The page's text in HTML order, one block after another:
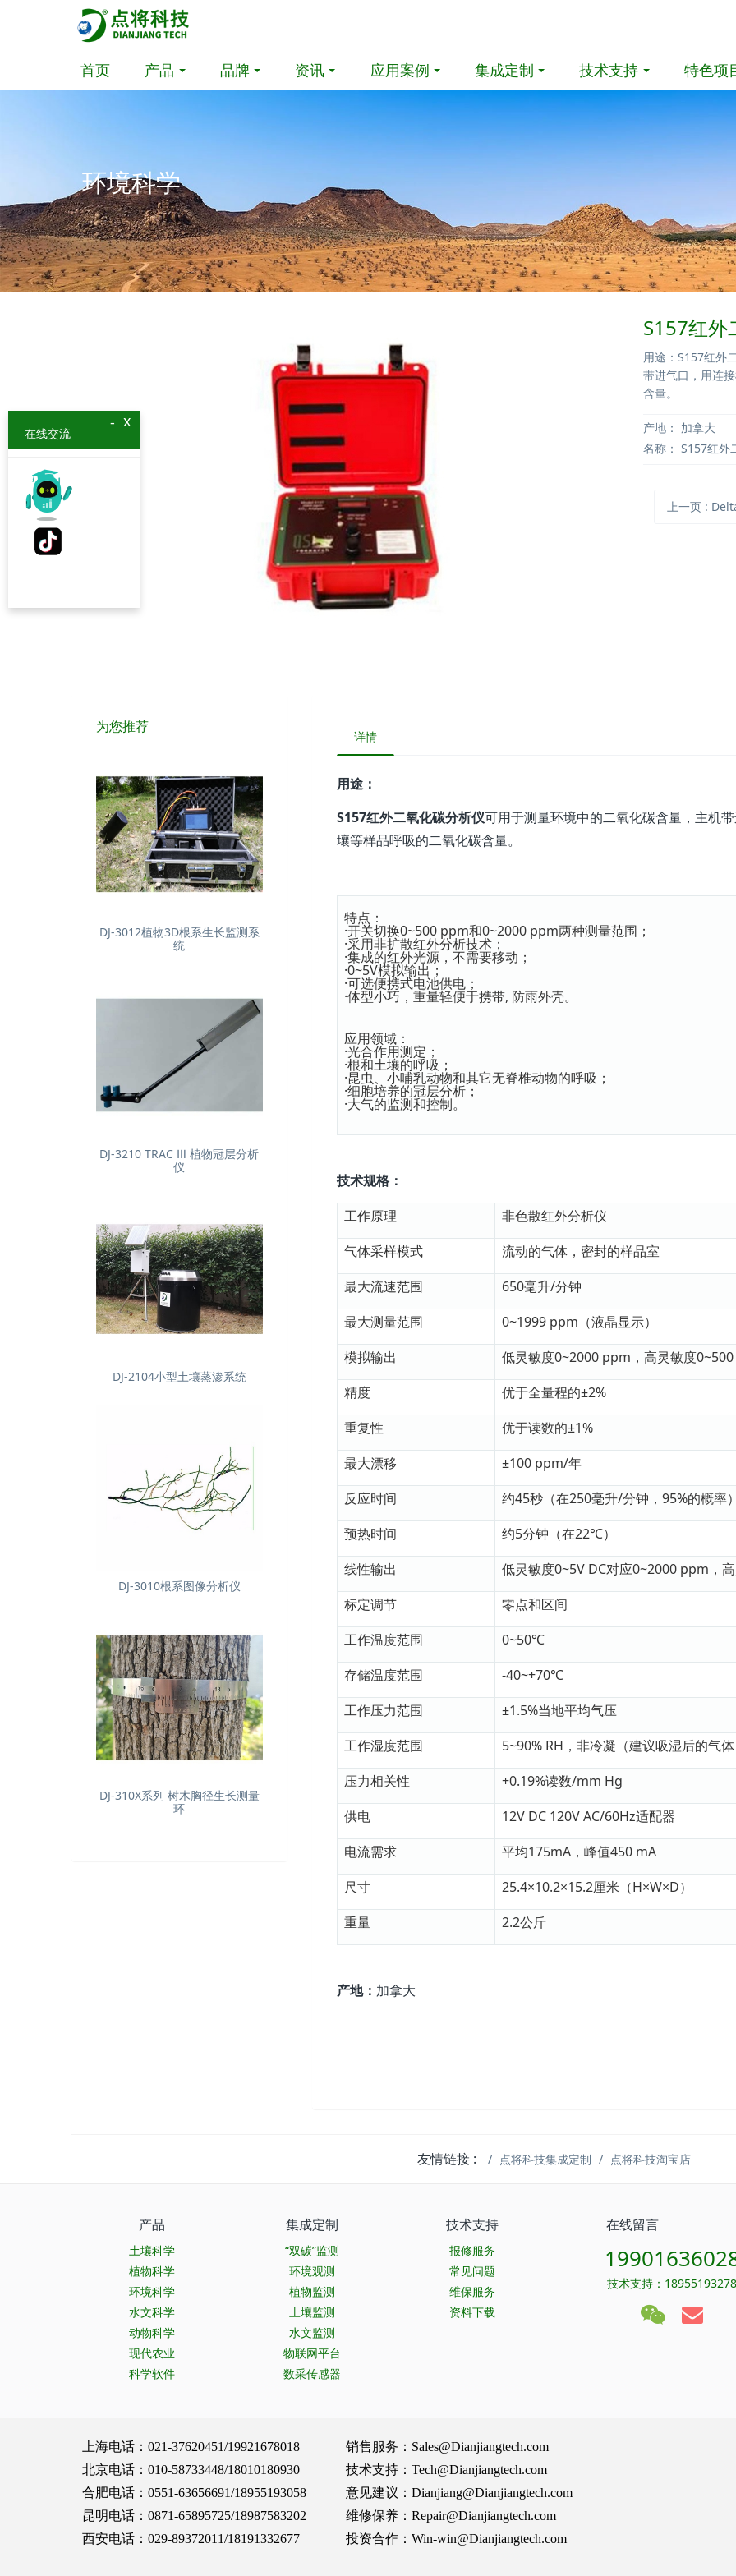
首页 产品 品牌 资讯 应用案例 集成定制 技术支持 特色项
环境科学
S157红外
用途：S157红外
带进气口，用连
含量。
产地： 加拿大
名称： S157红外
上一页 :
详情
用途：
S157红外二氧化碳分析仪可用于测量环境中的二氧化碳含量，主机
壤等样品呼吸的二氧化碳含量。
特点：
·开关切换0~500 ppm和0~2000 ppm两种测量范围；
·采用非扩散红外分析技术；
·集成的红外光源，不需要移动；
·0~5V模拟输出；
·可选便携式电池供电；
·体型小巧，重量轻便于携带, 防雨外壳。
应用领域：
·光合作用测定；
·根和土壤的呼吸；
·昆虫、小哺乳动物和其它无脊椎动物的呼吸；
·细胞培养的冠层分析；
·大气的监测和控制。
技术规格：
工作原理
非色散红外分析仪
气体采样模式
流动的气体，密封的样品室
最大流速范围
650毫升/分钟
最大测量范围
0~1999 ppm（液晶显示）
模拟输出
低灵敏度0~2000 ppm，高灵敏度
精度
优于全量程的±2%
重复性
优于读数的±1%
最大漂移
±100 ppm/年
反应时间
约45秒（在250毫升/分钟，95%的概率
预热时间
约5分钟（在22℃）
线性输出
低灵敏度0~5V DC对应0~2000 ppm，
标定调节
零点和区间
工作温度范围
0~50℃
存储温度范围
-40~+70℃
工作压力范围
±1.5%当地平均气压
工作湿度范围
5~90% RH，非冷凝（建议吸湿后的气
压力相关性
+0.19%读数/mm Hg
供电
12V DC 120V AC/60Hz适配器
电流需求
平均175mA，峰值450 mA
尺寸
25.4×10.2×15.2厘米（H×W×D）
重量
2.2公斤
产地： 加拿大
为您推荐
DJ-3012植物3D根系生长监测系
统
DJ-3210 TRAC Ⅲ 植物冠层分析
仪
DJ-2104小型土壤蒸渗系统
DJ-3010根系图像分析仪
DJ-310X系列 树木胸径生长测量
环
友情链接 : 点将科技集成定制 点将科技淘宝店
产品
土壤科学
植物科学
环境科学
水文科学
动物科学
现代农业
科学软件
集成定制
“双碳”监测
环境观测
植物监测
土壤监测
水文监测
物联网平台
数采传感器
技术支持
报修服务
常见问题
维保服务
资料下载
在线留言
技术支持：
上海电话：021-37620451/19921678018 销售服务：Sales@Dianjiangtech.com
北京电话：010-58733448/18010180930 技术支持：Tech@Dianjiangtech.com
合肥电话：0551-63656691/18955193058 意见建议：Dianjiang@Dianjiangtech.com
昆明电话：0871-65895725/18987583202 维修保养：Repair@Dianjiangtech.com
西安电话：029-89372011/18191332677 投资合作：Win-win@Dianjiangtech.com
x
-
在线交流